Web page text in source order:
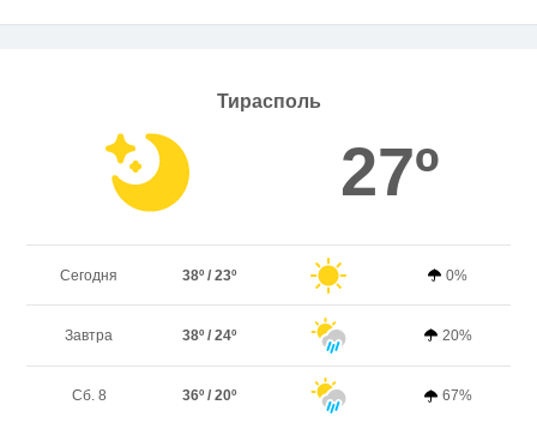
Тирасполь
27º
Сегодня 38º / 23º 0%
Завтра 38º / 24º 20%
Сб. 8 36º / 20º 67%